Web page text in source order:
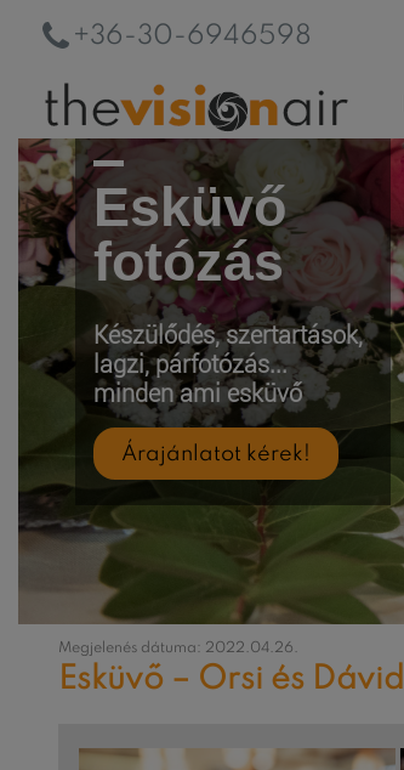
+36-30-6946598
Esküvő
fotózás
Készülődés, szertartások,
lagzi, párfotózás...
minden ami esküvő
Árajánlatot kérek!
Megjelenés dátuma: 2022.04.26.
Esküvő – Orsi és Dávid